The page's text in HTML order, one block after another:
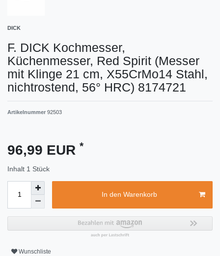
DICK
F. DICK Kochmesser,
Küchenmesser, Red Spirit (Messer
mit Klinge 21 cm, X55CrMo14 Stahl,
nichtrostend, 56° HRC) 8174721
Artikelnummer 92503
96,99 EUR *
Inhalt 1 Stück
In den Warenkorb
Wunschliste